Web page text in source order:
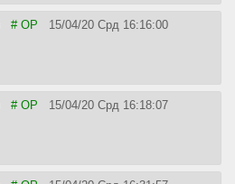
# OP
15/04/20 Срд 16:16:00
# OP
15/04/20 Срд 16:18:07